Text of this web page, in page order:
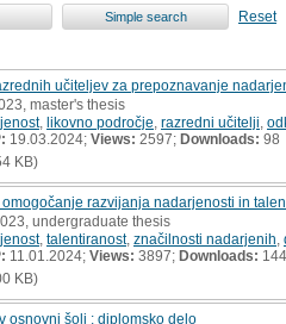
Reset
učiteljev za prepoznavanje
master's thesis
, likovno področje razredni učitelji
19.03.2024; Views: 2597; Downloads: 98
KB)
razvijanja nadarjenosti in
undergraduate thesis
, talentiranost, značilnosti nadarjenih
11.01.2024; Views: 3897; Downloads: 144
KB)
osnovni šoli : diplomsko delo